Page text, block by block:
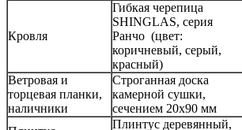
Кровля
Гибкая черепица
SHINGLAS, серия
Ранчо (цвет:
коричневый, серый,
красный)
Ветровая и
торцевая планки,
наличники
Строганная доска
камерной сушки,
сечением 20х90 мм
Плинтус деревянный,